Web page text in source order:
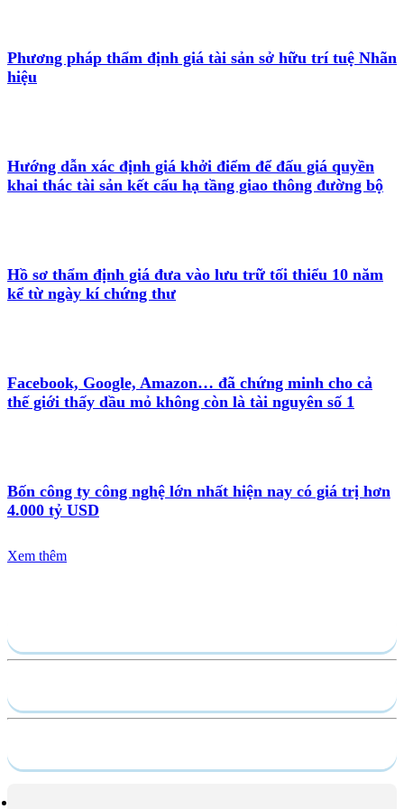
Phương pháp thẩm định giá tài sản sở hữu trí tuệ Nhãn
hiệu
Hướng dẫn xác định giá khởi điểm để đấu giá quyền
khai thác tài sản kết cấu hạ tầng giao thông đường bộ
Hồ sơ thẩm định giá đưa vào lưu trữ tối thiểu 10 năm
kể từ ngày kí chứng thư
Facebook, Google, Amazon… đã chứng minh cho cả
thế giới thấy dầu mỏ không còn là tài nguyên số 1
Bốn công ty công nghệ lớn nhất hiện nay có giá trị hơn
4.000 tỷ USD
Xem thêm